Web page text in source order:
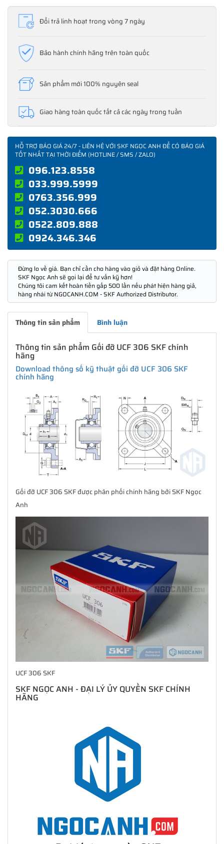
Đổi trả linh hoạt trong vòng 7 ngày
Bảo hành chính hãng trên toàn quốc
Sản phẩm mới 100% nguyên seal
Giao hàng toàn quốc tất cả các ngày trong tuần
HỖ TRỢ BÁO GIÁ 24/7 - LIÊN HỆ VỚI SKF NGỌC ANH ĐỂ CÓ BÁO GIÁ
TỐT NHẤT TẠI THỜI ĐIỂM (HOTLINE / SMS / ZALO)
096.123.8558
033.999.5999
0763.356.999
052.3030.666
0522.809.888
0924.346.346
Đừng lo về giá. Bạn chỉ cần cho hàng vào giỏ và đặt hàng Online.
SKF Ngọc Anh sẽ gọi lại để tư vấn kỹ hơn!
Chúng tôi cam kết hoàn tiền gấp 500 lần nếu phát hiện hàng giả,
hàng nhái từ NGOCANH.COM - SKF Authorized Distributor.
Thông tin sản phẩm Bình luận
Thông tin sản phẩm Gối đỡ UCF 306 SKF chính
hãng
Download thông số kỹ thuật gối đỡ UCF 306 SKF
chính hãng
Gối đỡ UCF 306 SKF được phân phối chính hãng bởi SKF Ngọc
Anh
UCF 306 SKF
SKF NGỌC ANH - ĐẠI LÝ ỦY QUYỀN SKF CHÍNH
HÃNG